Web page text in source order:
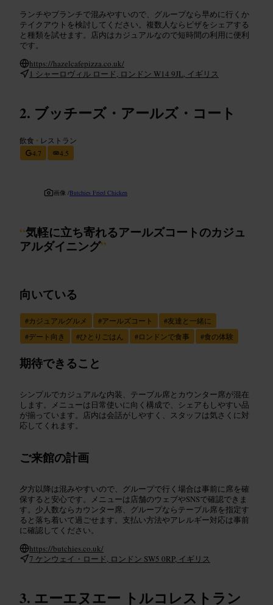
ランチやブランチで混みやすいので、グループなら早めに行くか
テイクアウトを検討してください。複数人ならピザをシェアする
と種類を試せます。店内はカジュアルなので短時間の利用に便利
です。
https://hazelcafepizza.co.uk/
1 シャーロヴィル ロード, ロンドン W14 9JL, イギリス
ブッチーズ・アールズ・コート
飲食 • レストラン
4.7
4.5
画像 /Butchies Fried Chicken
“気軽に立ち寄れるアールズコートのカジュ
アルダイニング”
向いている
#カジュアルグルメ #アールズコート #友達と一緒に
#デート向き #ひとりごはん #ロンドンで食事 #食の体験
期待できること
シンプルでカジュアルな内装、テーブル席とカウンター席が混在
します。メニューは日常使いに向く構成で、シェアもしやすい品
が揃っています。店内は会話がしやすく、スタッフは気さくに対
応してくれます。
ご来館の計画
夕方以降は混みやすいので、グループで行く場合は事前に席を確
保すると安心です。メニューは店舗のウェブやSNSで確認できま
す。少人数ならカウンター席、グループならテーブル席を指定す
ると落ち着いて過ごせます。支払い方法やアレルギー対応は事前
に確認してください。
https://butchies.co.uk/
7 ケンウェイ・ロード, ロンドン SW5 0RP, イギリス
エーエヌエー トルコレストラン